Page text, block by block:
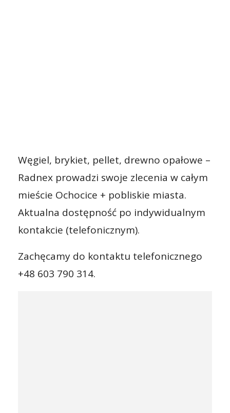
Węgiel, brykiet, pellet, drewno opałowe –
Radnex prowadzi swoje zlecenia w całym
mieście Ochocice + pobliskie miasta.
Aktualna dostępność po indywidualnym
kontakcie (telefonicznym).
Zachęcamy do kontaktu telefonicznego
+48 603 790 314.